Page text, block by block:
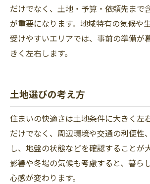
だけでなく、土地・予算・依頼先まで
が重要になります。地域特有の気候や
受けやすいエリアでは、事前の準備が
きく左右します。
土地選びの考え方
住まいの快適さは土地条件に大きく左
だけでなく、周辺環境や交通の利便性
し、地盤の状態などを確認することが
影響や冬場の気候も考慮すると、暮ら
心感が変わります。